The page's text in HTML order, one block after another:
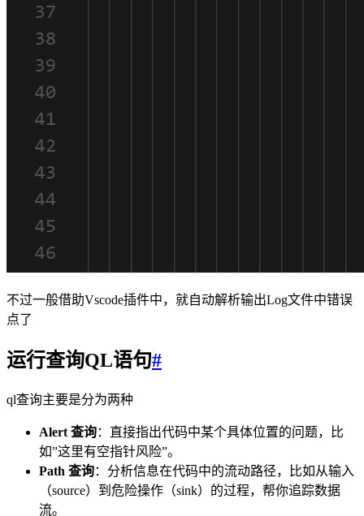
不过一般借助Vscode插件中，就自动解析输出Log文件中错误
点了
运行查询QL语句#
ql查询主要是分为两种
Alert 查询：直接指出代码中某个具体位置的问题，比
如”这里有空指针风险”。
Path 查询：分析信息在代码中的流动路径，比如从输入
（source）到危险操作（sink）的过程，帮你追踪数据
流。